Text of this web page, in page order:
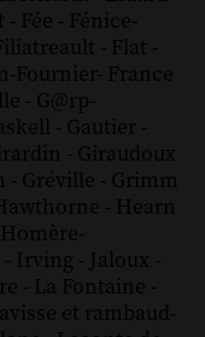
- Fée - Fénice-
- Flat -
Fournier- France
- G@rp-
- Gautier -
- Giraudoux
- Gréville - Grimm
- Hearn
Homère-
- Irving - Jaloux -
- La Fontaine -
et rambaud-